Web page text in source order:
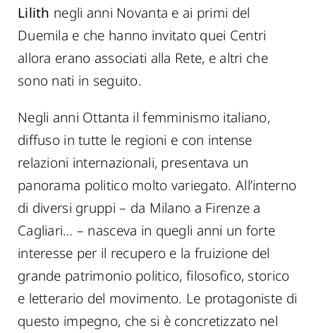
Lilith negli anni Novanta e ai primi del
Duemila e che hanno invitato quei Centri
allora erano associati alla Rete, e altri che
sono nati in seguito.
Negli anni Ottanta il femminismo italiano,
diffuso in tutte le regioni e con intense
relazioni internazionali, presentava un
panorama politico molto variegato. All’interno
di diversi gruppi – da Milano a Firenze a
Cagliari… – nasceva in quegli anni un forte
interesse per il recupero e la fruizione del
grande patrimonio politico, filosofico, storico
e letterario del movimento. Le protagoniste di
questo impegno, che si è concretizzato nel